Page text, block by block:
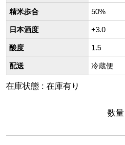
精米歩合 50%
日本酒度 +3.0
酸度 1.5
配送 冷蔵便
在庫状態 : 在庫有り
数量